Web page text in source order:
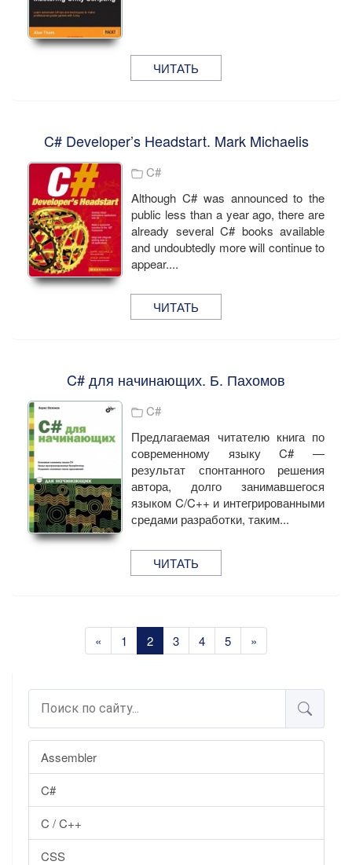
Assembler
C#
C / C++
CSS
ЧИТАТЬ
C# Developer’s Headstart. Mark Michaelis
C#
Although C# was announced to the
public less than a year ago, there are
already several C# books available
and undoubtedly more will continue to
appear....
ЧИТАТЬ
C# для начинающих. Б. Пахомов
C#
Предлагаемая читателю книга по
современному языку C# —
результат спонтанного решения
автора, долго занимавшегося
языком C/C++ и интегрированными
средами разработки, таким...
ЧИТАТЬ
« 1 2 3 4 5 »